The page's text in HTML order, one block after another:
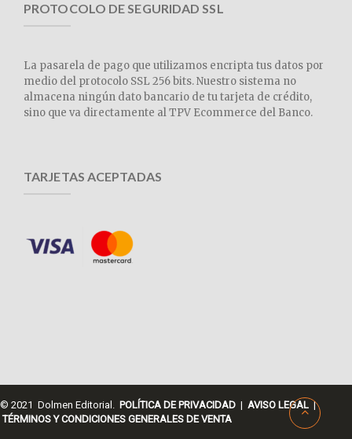
PROTOCOLO DE SEGURIDAD SSL
La pasarela de pago que utilizamos encripta tus datos por
medio del protocolo SSL 256 bits. Nuestro sistema no
almacena ningún dato bancario de tu tarjeta de crédito,
sino que va directamente al TPV Ecommerce del Banco.
TARJETAS ACEPTADAS
© 2021 Dolmen Editorial. POLÍTICA DE PRIVACIDAD | AVISO LEGAL |
TÉRMINOS Y CONDICIONES GENERALES DE VENTA